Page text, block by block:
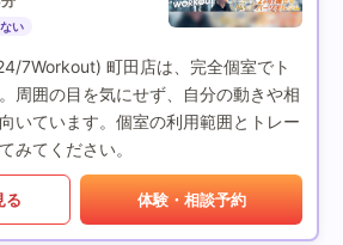
い
7Workout) 町田店は、完全個室でト
周囲の目を気にせず、自分の動きや相
いています。個室の利用範囲とトレー
みてください。
る 体験・相談予約